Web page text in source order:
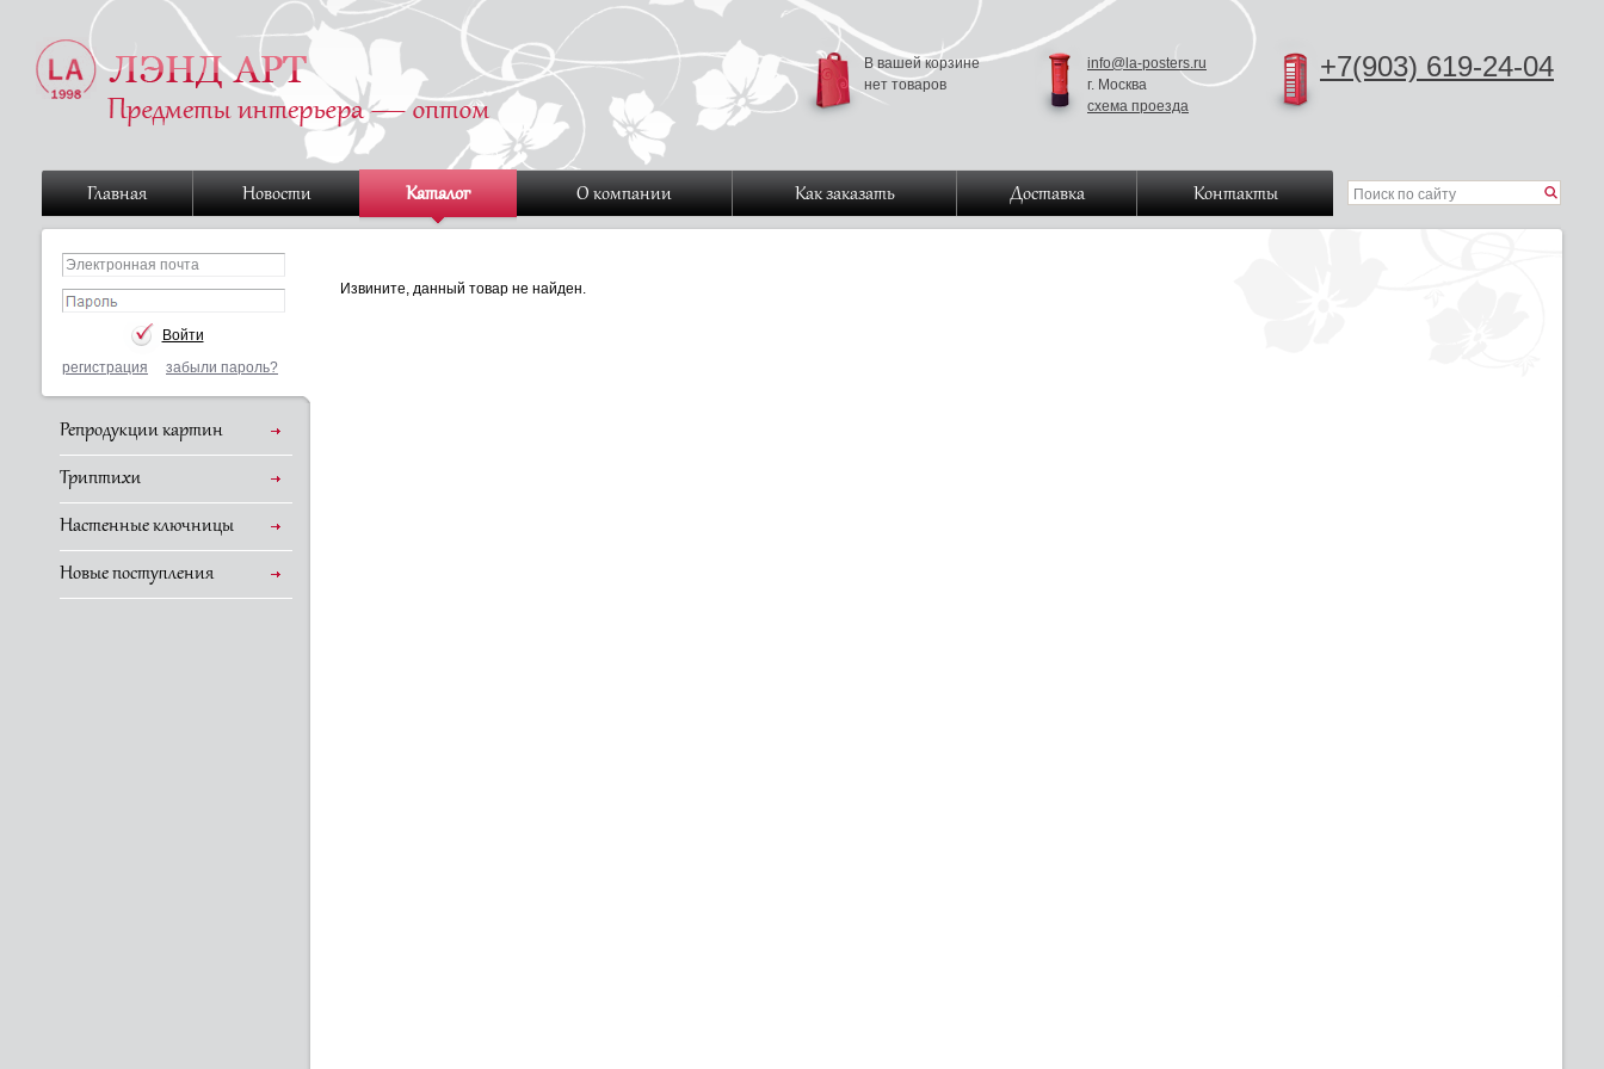
+7(903) 619-24-04
info@la-posters.ru
г. Москва
схема проезда
В вашей корзине
нет товаров
Главная Новости Каталог О компании Как заказать Доставка Контакты
регистрация забыли пароль?
Репродукции картин
Триптихи
Настенные ключницы
Новые поступления
Извините, данный товар не найден.